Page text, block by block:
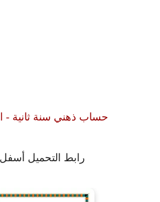
حساب ذهني سنة ثانية -
رابط التحميل